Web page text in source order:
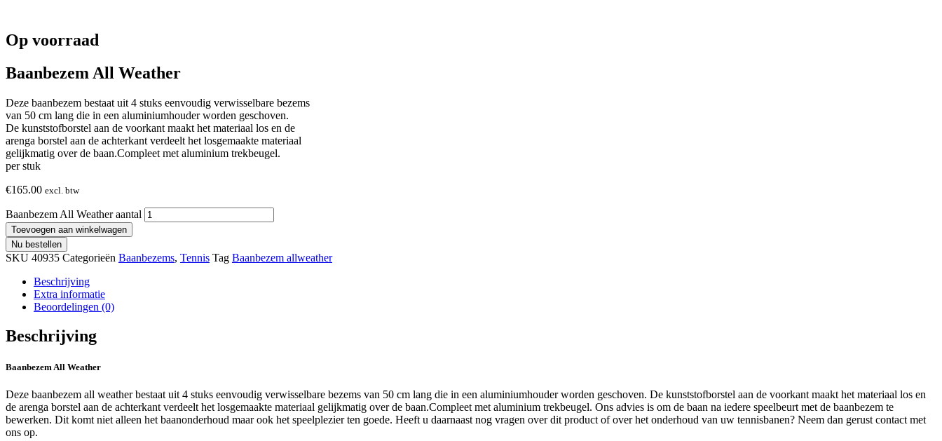
Op voorraad
Baanbezem All Weather
Deze baanbezem bestaat uit 4 stuks eenvoudig verwisselbare bezems
van 50 cm lang die in een aluminiumhouder worden geschoven.
De kunststofborstel aan de voorkant maakt het materiaal los en de
arenga borstel aan de achterkant verdeelt het losgemaakte materiaal
gelijkmatig over de baan.Compleet met aluminium trekbeugel.
per stuk
€165.00 excl. btw
Baanbezem All Weather aantal
Toevoegen aan winkelwagen
Nu bestellen
SKU 40935 Categorieën Baanbezems, Tennis Tag Baanbezem allweather
Beschrijving
Extra informatie
Beoordelingen (0)
Beschrijving
Baanbezem All Weather
Deze baanbezem all weather bestaat uit 4 stuks eenvoudig verwisselbare bezems van 50 cm lang die in een aluminiumhouder worden geschoven. De kunststofborstel aan de voorkant maakt het materiaal los en
de arenga borstel aan de achterkant verdeelt het losgemaakte materiaal gelijkmatig over de baan.Compleet met aluminium trekbeugel. Ons advies is om de baan na iedere speelbeurt met de baanbezem te
bewerken. Dit komt niet alleen het baanonderhoud maar ook het speelplezier ten goede. Heeft u daarnaast nog vragen over dit product of over het onderhoud van uw tennisbanen? Neem dan gerust contact met
ons op.